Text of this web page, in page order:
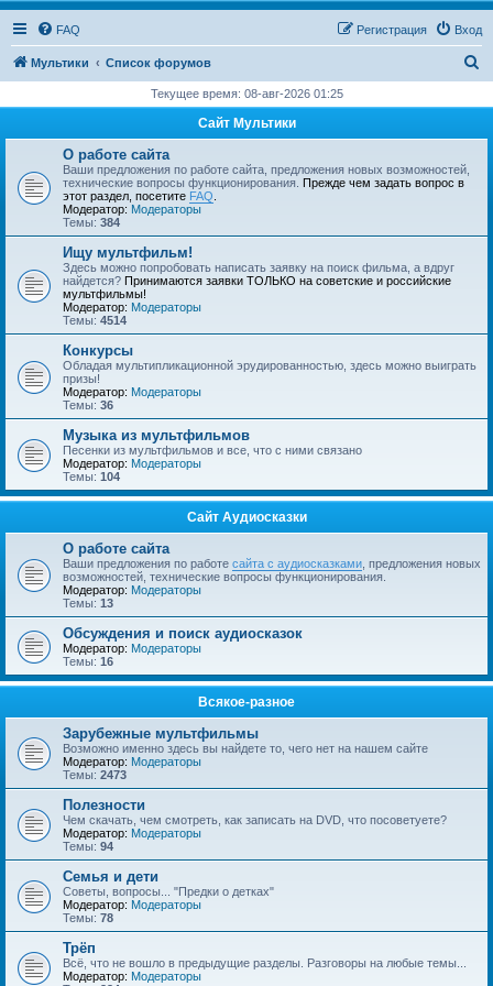
FAQ Вход
Регистрация
Мультики Список форумов
с
Текущее время: 08-авг-2026 01:25
Сайт Мультики
О работе сайта
Ваши предложения по работе сайта, предложения новых возможностей,
технические вопросы функционирования. Прежде чем задать вопрос в
этот раздел, посетите FAQ
Модератор: Модераторы
Темы: 384
Ищу мультфильм!
Здесь можно попробовать написать заявку на поиск фильма, а вдруг
найдется? Принимаются заявки ТОЛЬКО на советские и российские
мультфильмы!
Модератор: Модераторы
Темы: 4514
Конкурсы
Обладая мультипликационной эрудированностью, здесь можно выиграть
призы!
Модератор: Модераторы
Темы: 36
Музыка из мультфильмов
Песенки из мультфильмов и все, что с ними связано
Модератор: Модераторы
Темы: 104
Сайт Аудиосказки
О работе сайта
Ваши предложения по работе сайта с аудиосказками , предложения новых
возможностей, технические вопросы функционирования.
Модератор: Модераторы
Темы: 13
Обсуждения и поиск аудиосказок
Модератор: Модераторы
Темы: 16
Всякое-разное
Зарубежные мультфильмы
Возможно именно здесь вы найдете то, чего нет на нашем сайте
Модератор: Модераторы
Темы: 2473
Полезности
Чем скачать, чем смотреть, как записать на DVD, что посоветуете?
Модератор: Модераторы
Темы: 94
Семья и дети
Советы, вопросы... "Предки о детках"
Модератор: Модераторы
Темы: 78
Трёп
Всё, что не вошло в предыдущие разделы. Разговоры на любые темы...
Модератор: Модераторы